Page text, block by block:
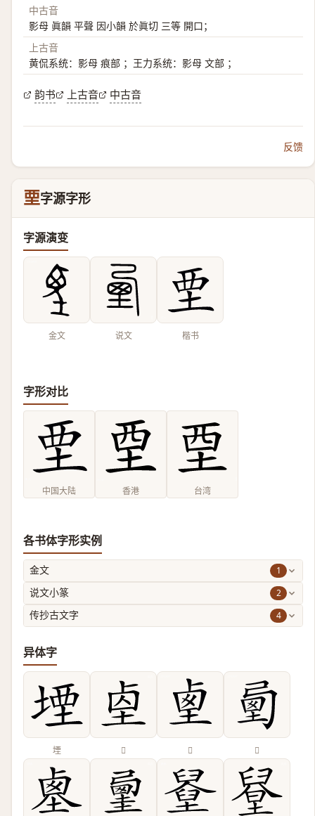
中古音
影母 眞韻 平聲 因小韻 於眞切 三等 開口；
上古音
黄侃系统：影母 痕部 ；王力系统：影母 文部 ；
韵书 上古音 中古音
反馈
垔字源字形
字源演变
金文 说文 楷书
字形对比
中国大陆 香港 台湾
各书体字形实例
金文 1
说文小篆 2
传抄古文字 4
异体字
堙 𡌓 𡍏 𡍯